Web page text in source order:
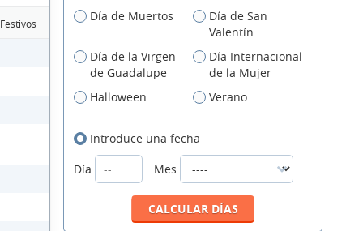
Día de Muertos
Día de San
Valentín
Día de la Virgen
de Guadalupe
Día Internacional
de la Mujer
Halloween
Verano
Introduce una fecha
Día
Mes